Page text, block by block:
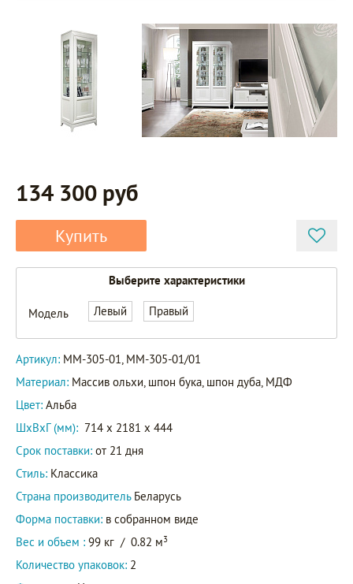
134 300 руб
Купить
Выберите характеристики
Модель Левый
Правый
ММ-305-
01
ММ-305-
01/01
Артикул: ММ-305-01, ММ-305-01/01
Материал: Массив ольхи, шпон бука, шпон дуба, МДФ
Цвет: Альба
ШxВxГ (мм): 714 x 2181 x 444
Срок поставки: от 21 дня
Стиль: Классика
Страна производитель Беларусь
Форма поставки: в собранном виде
Вес и объем : 99 кг / 0.82 м3
Количество упаковок: 2